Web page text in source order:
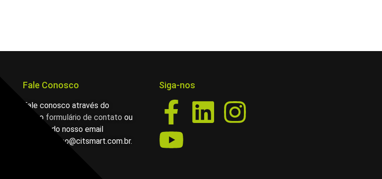
Fale Conosco
Fale conosco através do
nosso formulário de contato ou
através do nosso email
comunicacao@citsmart.com.br.
Siga-nos